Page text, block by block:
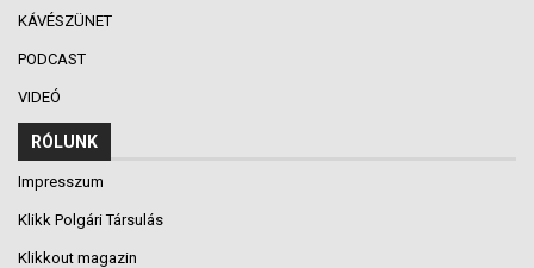
KÁVÉSZÜNET
PODCAST
VIDEÓ
RÓLUNK
Impresszum
Klikk Polgári Társulás
Klikkout magazin